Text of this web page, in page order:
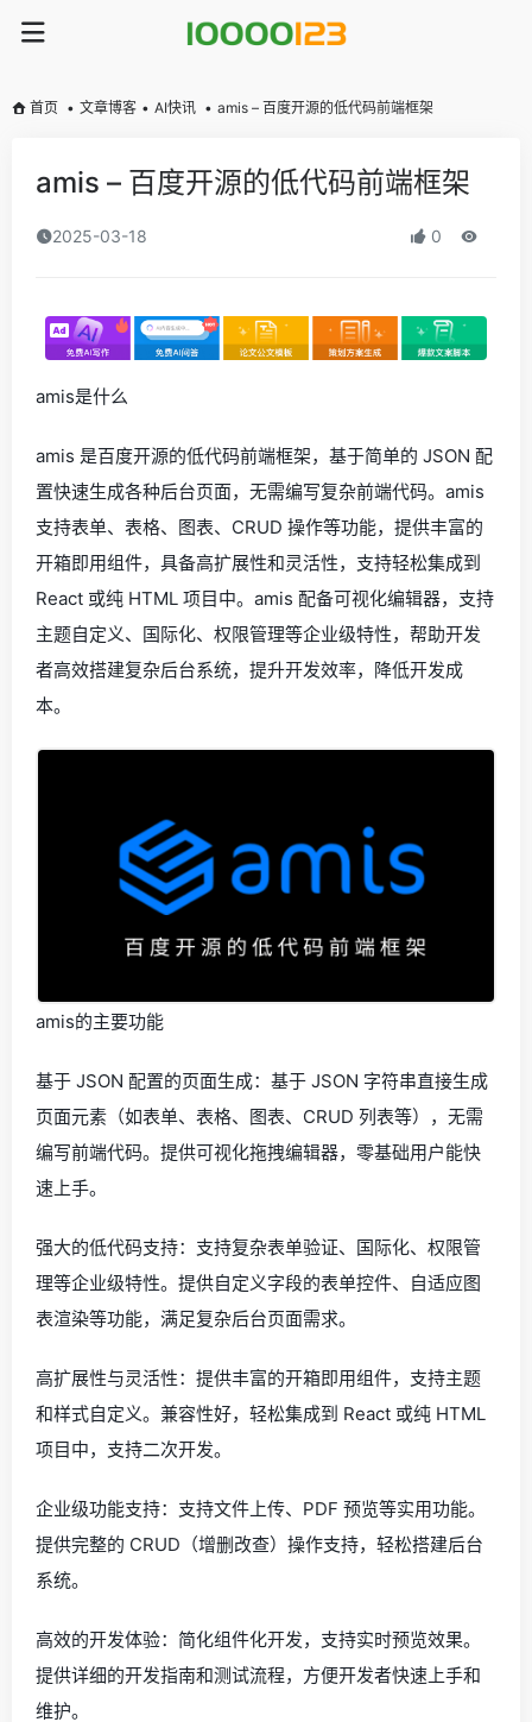
首页 • 文章博客 • AI快讯 • amis – 百度开源的低代码前端框架
amis – 百度开源的低代码前端框架
2025-03-18 0
amis是什么
amis 是百度开源的低代码前端框架，基于简单的 JSON 配
置快速生成各种后台页面，无需编写复杂前端代码。amis
支持表单、表格、图表、CRUD 操作等功能，提供丰富的
开箱即用组件，具备高扩展性和灵活性，支持轻松集成到
React 或纯 HTML 项目中。amis 配备可视化编辑器，支持
主题自定义、国际化、权限管理等企业级特性，帮助开发
者高效搭建复杂后台系统，提升开发效率，降低开发成
本。
amis的主要功能
基于 JSON 配置的页面生成：基于 JSON 字符串直接生成
页面元素（如表单、表格、图表、CRUD 列表等），无需
编写前端代码。提供可视化拖拽编辑器，零基础用户能快
速上手。
强大的低代码支持：支持复杂表单验证、国际化、权限管
理等企业级特性。提供自定义字段的表单控件、自适应图
表渲染等功能，满足复杂后台页面需求。
高扩展性与灵活性：提供丰富的开箱即用组件，支持主题
和样式自定义。兼容性好，轻松集成到 React 或纯 HTML
项目中，支持二次开发。
企业级功能支持：支持文件上传、PDF 预览等实用功能。
提供完整的 CRUD（增删改查）操作支持，轻松搭建后台
系统。
高效的开发体验：简化组件化开发，支持实时预览效果。
提供详细的开发指南和测试流程，方便开发者快速上手和
维护。